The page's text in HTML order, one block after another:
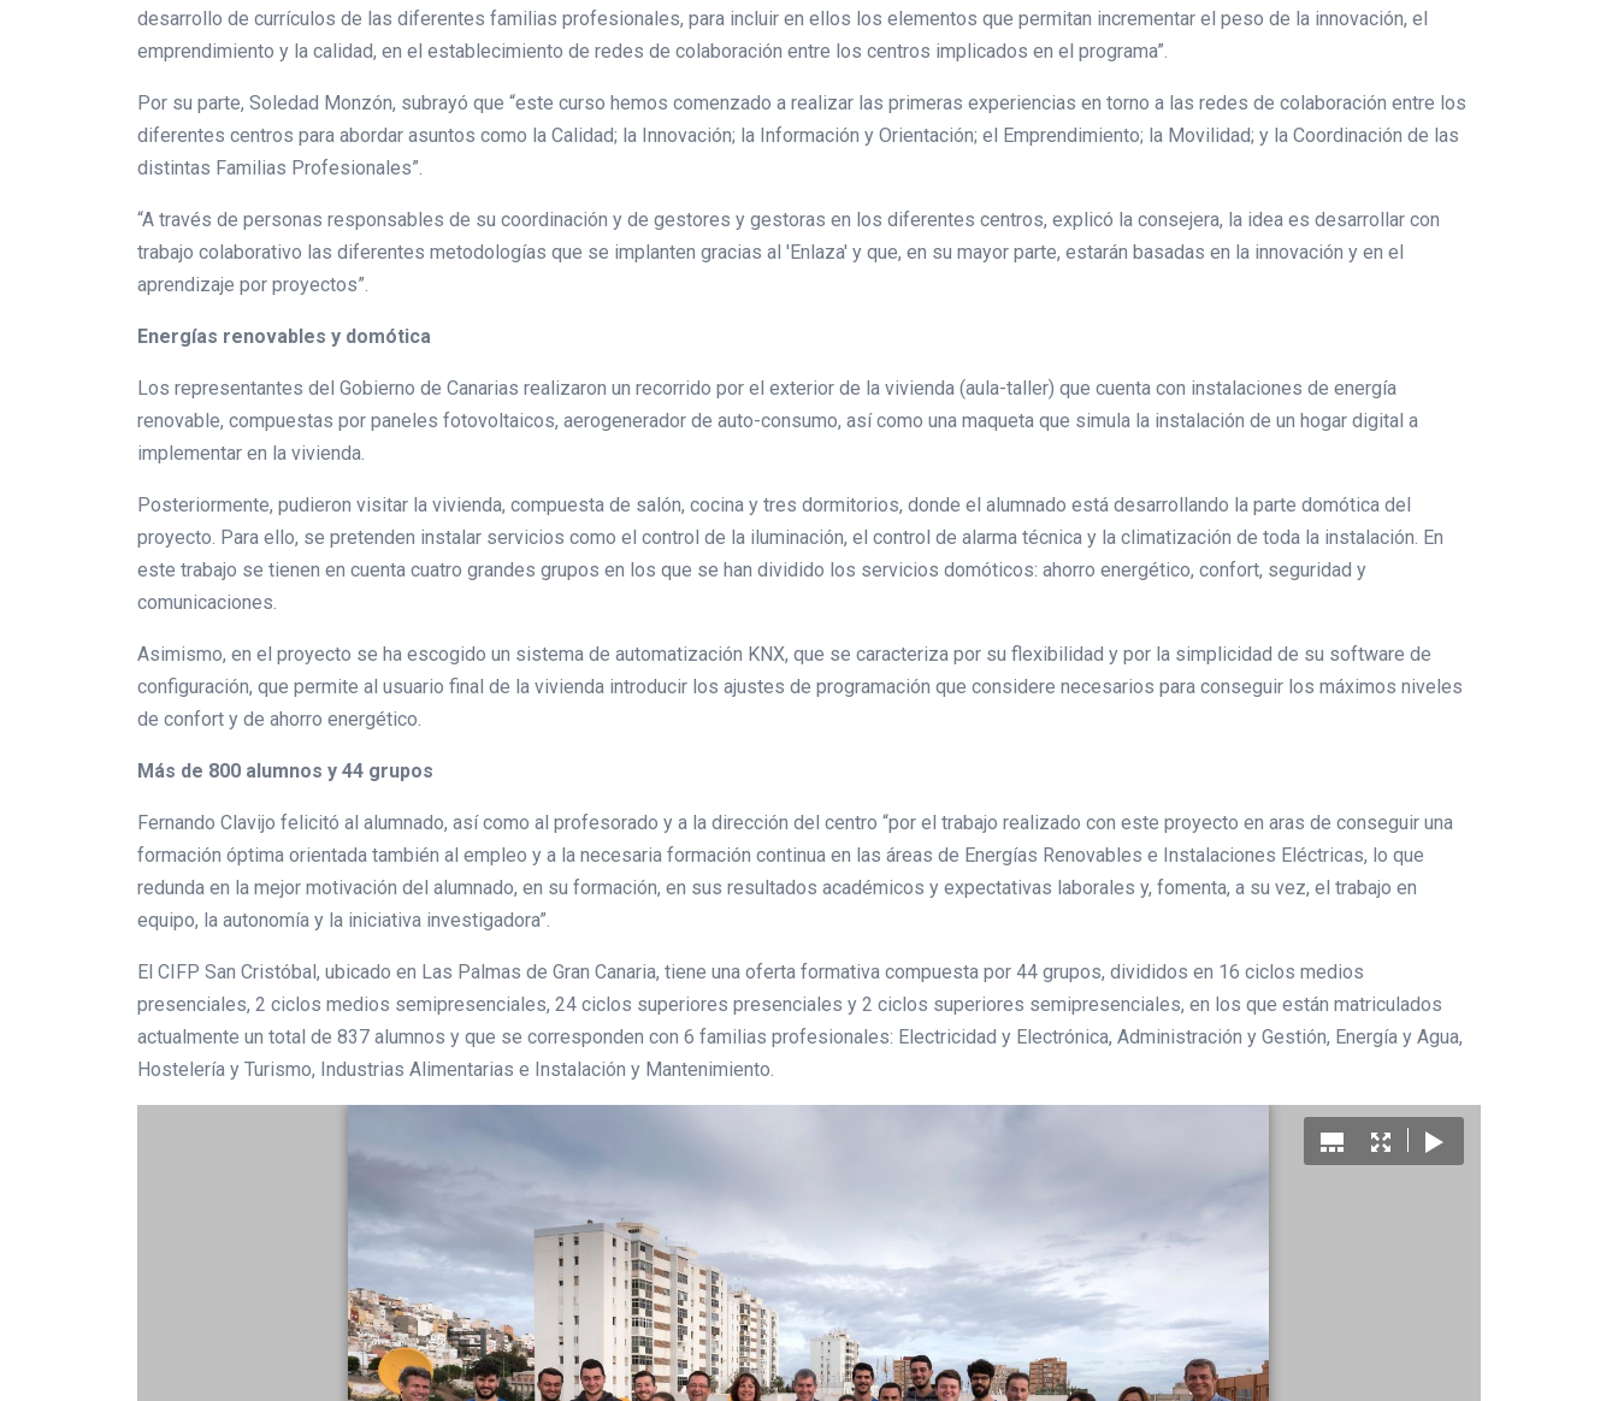
desarrollo de currículos de las diferentes familias profesionales, para incluir en ellos los elementos que permitan incrementar el peso de la innovación, el
emprendimiento y la calidad, en el establecimiento de redes de colaboración entre los centros implicados en el programa”.
Por su parte, Soledad Monzón, subrayó que “este curso hemos comenzado a realizar las primeras experiencias en torno a las redes de colaboración entre los
diferentes centros para abordar asuntos como la Calidad; la Innovación; la Información y Orientación; el Emprendimiento; la Movilidad; y la Coordinación de las
distintas Familias Profesionales”.
“A través de personas responsables de su coordinación y de gestores y gestoras en los diferentes centros, explicó la consejera, la idea es desarrollar con
trabajo colaborativo las diferentes metodologías que se implanten gracias al 'Enlaza' y que, en su mayor parte, estarán basadas en la innovación y en el
aprendizaje por proyectos”.
Energías renovables y domótica
Los representantes del Gobierno de Canarias realizaron un recorrido por el exterior de la vivienda (aula-taller) que cuenta con instalaciones de energía
renovable, compuestas por paneles fotovoltaicos, aerogenerador de auto-consumo, así como una maqueta que simula la instalación de un hogar digital a
implementar en la vivienda.
Posteriormente, pudieron visitar la vivienda, compuesta de salón, cocina y tres dormitorios, donde el alumnado está desarrollando la parte domótica del
proyecto. Para ello, se pretenden instalar servicios como el control de la iluminación, el control de alarma técnica y la climatización de toda la instalación. En
este trabajo se tienen en cuenta cuatro grandes grupos en los que se han dividido los servicios domóticos: ahorro energético, confort, seguridad y
comunicaciones.
Asimismo, en el proyecto se ha escogido un sistema de automatización KNX, que se caracteriza por su flexibilidad y por la simplicidad de su software de
configuración, que permite al usuario final de la vivienda introducir los ajustes de programación que considere necesarios para conseguir los máximos niveles
de confort y de ahorro energético.
Más de 800 alumnos y 44 grupos
Fernando Clavijo felicitó al alumnado, así como al profesorado y a la dirección del centro “por el trabajo realizado con este proyecto en aras de conseguir una
formación óptima orientada también al empleo y a la necesaria formación continua en las áreas de Energías Renovables e Instalaciones Eléctricas, lo que
redunda en la mejor motivación del alumnado, en su formación, en sus resultados académicos y expectativas laborales y, fomenta, a su vez, el trabajo en
equipo, la autonomía y la iniciativa investigadora”.
El CIFP San Cristóbal, ubicado en Las Palmas de Gran Canaria, tiene una oferta formativa compuesta por 44 grupos, divididos en 16 ciclos medios
presenciales, 2 ciclos medios semipresenciales, 24 ciclos superiores presenciales y 2 ciclos superiores semipresenciales, en los que están matriculados
actualmente un total de 837 alumnos y que se corresponden con 6 familias profesionales: Electricidad y Electrónica, Administración y Gestión, Energía y Agua,
Hostelería y Turismo, Industrias Alimentarias e Instalación y Mantenimiento.